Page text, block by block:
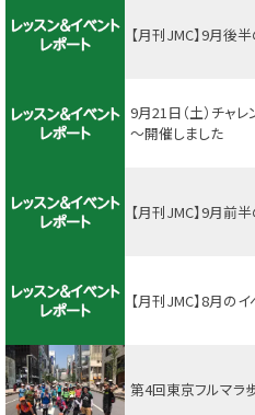
【月刊JMC】9月後
9月21日（土）チャ
～開催しました
【月刊JMC】9月前
【月刊JMC】8月の
第4回東京フルマラ